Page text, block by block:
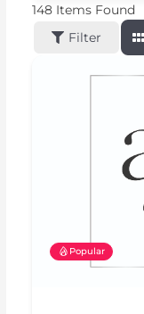
148 Items Found
Filter
Popular